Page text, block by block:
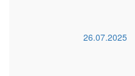
26.07.2025